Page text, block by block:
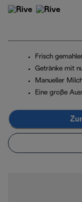
Frisch
Getränke mit
Manueller
Eine große